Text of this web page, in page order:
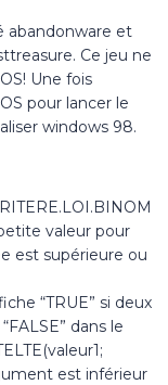
abandonware et
Ce jeu ne
Une fois
pour lancer le
windows 98.
valeur pour
est supérieure ou
“TRUE” si deux
dans le
est inférieur